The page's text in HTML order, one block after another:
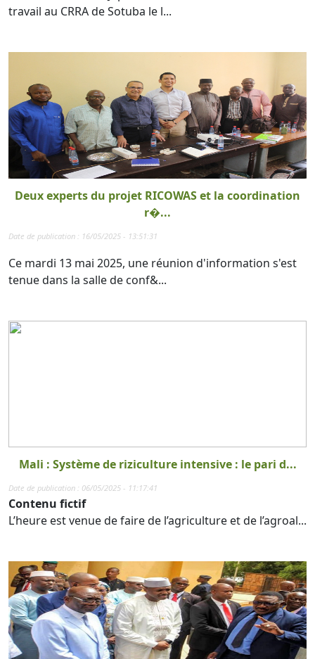
travail au CRRA de Sotuba le l...
Deux experts du projet RICOWAS et la coordination
r�...
Date de publication : 16/05/2025 - 13:51:31
Ce mardi 13 mai 2025, une réunion d'information s'est
tenue dans la salle de conf&...
Mali : Système de riziculture intensive : le pari d...
Date de publication : 06/05/2025 - 11:17:41
Contenu fictif
L’heure est venue de faire de l’agriculture et de l’agroal...